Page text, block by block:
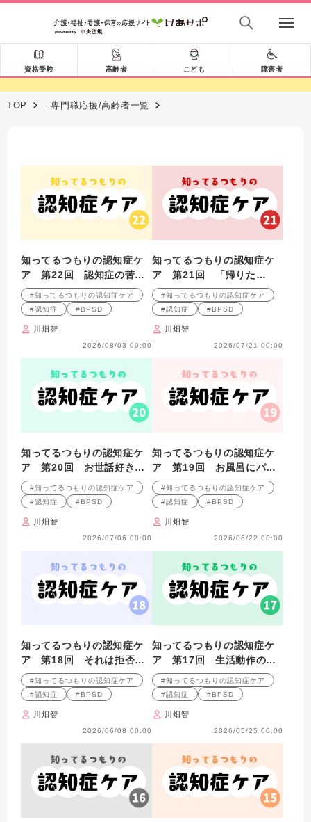
資格受験 高齢者 こども 障害者
TOP - 専門職応援/高齢者一覧
知ってるつもりの認知症ケ
ア 第22回 認知症の苦手
は5W1H？
#知ってるつもりの認知症ケア
#認知症
#BPSD
川畑智
2026/08/03 00:00
知ってるつもりの認知症ケ
ア 第21回 「帰りた
い！」の裏には何がある？
#知ってるつもりの認知症ケア
#認知症
#BPSD
川畑智
2026/07/21 00:00
知ってるつもりの認知症ケ
ア 第20回 お世話好きに
は「太陽」みたいに接す
る？
#知ってるつもりの認知症ケア
#認知症
#BPSD
川畑智
2026/07/06 00:00
知ってるつもりの認知症ケ
ア 第19回 お風呂にパン
ツのまま入っても大丈夫？
#知ってるつもりの認知症ケア
#認知症
#BPSD
川畑智
2026/06/22 00:00
知ってるつもりの認知症ケ
ア 第18回 それは拒否で
はなくて自己決定？
#知ってるつもりの認知症ケア
#認知症
#BPSD
川畑智
2026/06/08 00:00
知ってるつもりの認知症ケ
ア 第17回 生活動作の
「スイッチ」はどこにあ
る？
#知ってるつもりの認知症ケア
#認知症
#BPSD
川畑智
2026/05/25 00:00